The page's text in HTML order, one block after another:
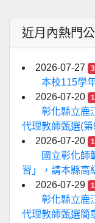
近月內熱門
2026-07-27
本校115學
2026-07-20
彰化縣立鹿
代理教師甄選(第
2026-07-20
國立彰化師
習」，請本縣高
2026-07-29
彰化縣立鹿
代理教師甄選簡